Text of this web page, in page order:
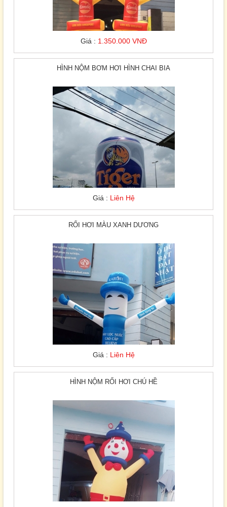
Giá : 1.350.000 VNĐ
HÌNH NỘM BƠM HƠI HÌNH CHAI BIA
Giá : Liên Hệ
RỐI HƠI MÀU XANH DƯƠNG
Giá : Liên Hệ
HÌNH NỘM RỐI HƠI CHÚ HỀ